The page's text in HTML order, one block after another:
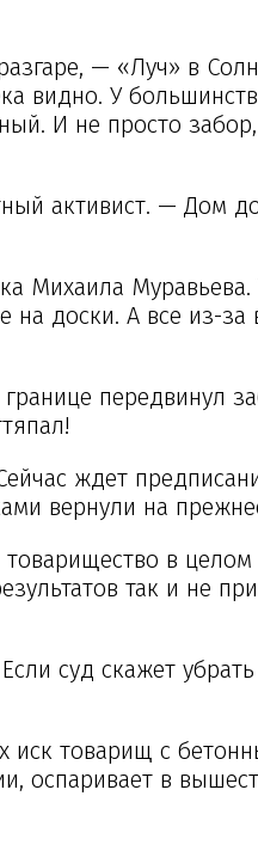
— «Луч» в
видно. У
И не просто
активист. — Дом
Михаила
доски. А все из-за
передвинул
ждет
вернули на
в
так и не
суд скажет убрать
товарищ с
оспаривает в